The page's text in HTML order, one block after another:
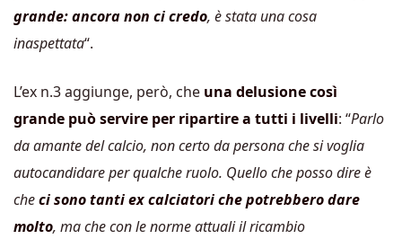
grande: ancora non ci credo, è stata una cosa
inaspettata“.
L’ex n.3 aggiunge, però, che una delusione così
grande può servire per ripartire a tutti i livelli: “Parlo
da amante del calcio, non certo da persona che si voglia
autocandidare per qualche ruolo. Quello che posso dire è
checi sono tanti ex calciatori che potrebbero dare
molto, ma che con le norme attuali il ricambio